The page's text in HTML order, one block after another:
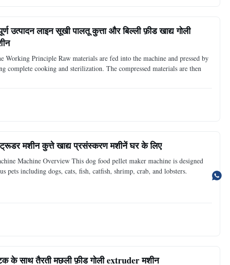
लाइन सूखी पालतू कुत्ता और बिल्ली फ़ीड खाद्य गोली
Principle Raw materials are fed into the machine and pressed by
complete cooking and sterilization. The compressed materials are then
मशीन कुत्ते खाद्य प्रसंस्करण मशीनें घर के लिए
Machine Overview This dog food pellet maker machine is designed
pets including dogs, cats, fish, catfish, shrimp, crab, and lobsters.
के साथ तैरती मछली फ़ीड गोली extruder मशीन